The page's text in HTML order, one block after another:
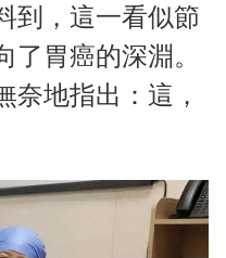
到，這一看似節
胃癌的深淵。
奈地指出：這，